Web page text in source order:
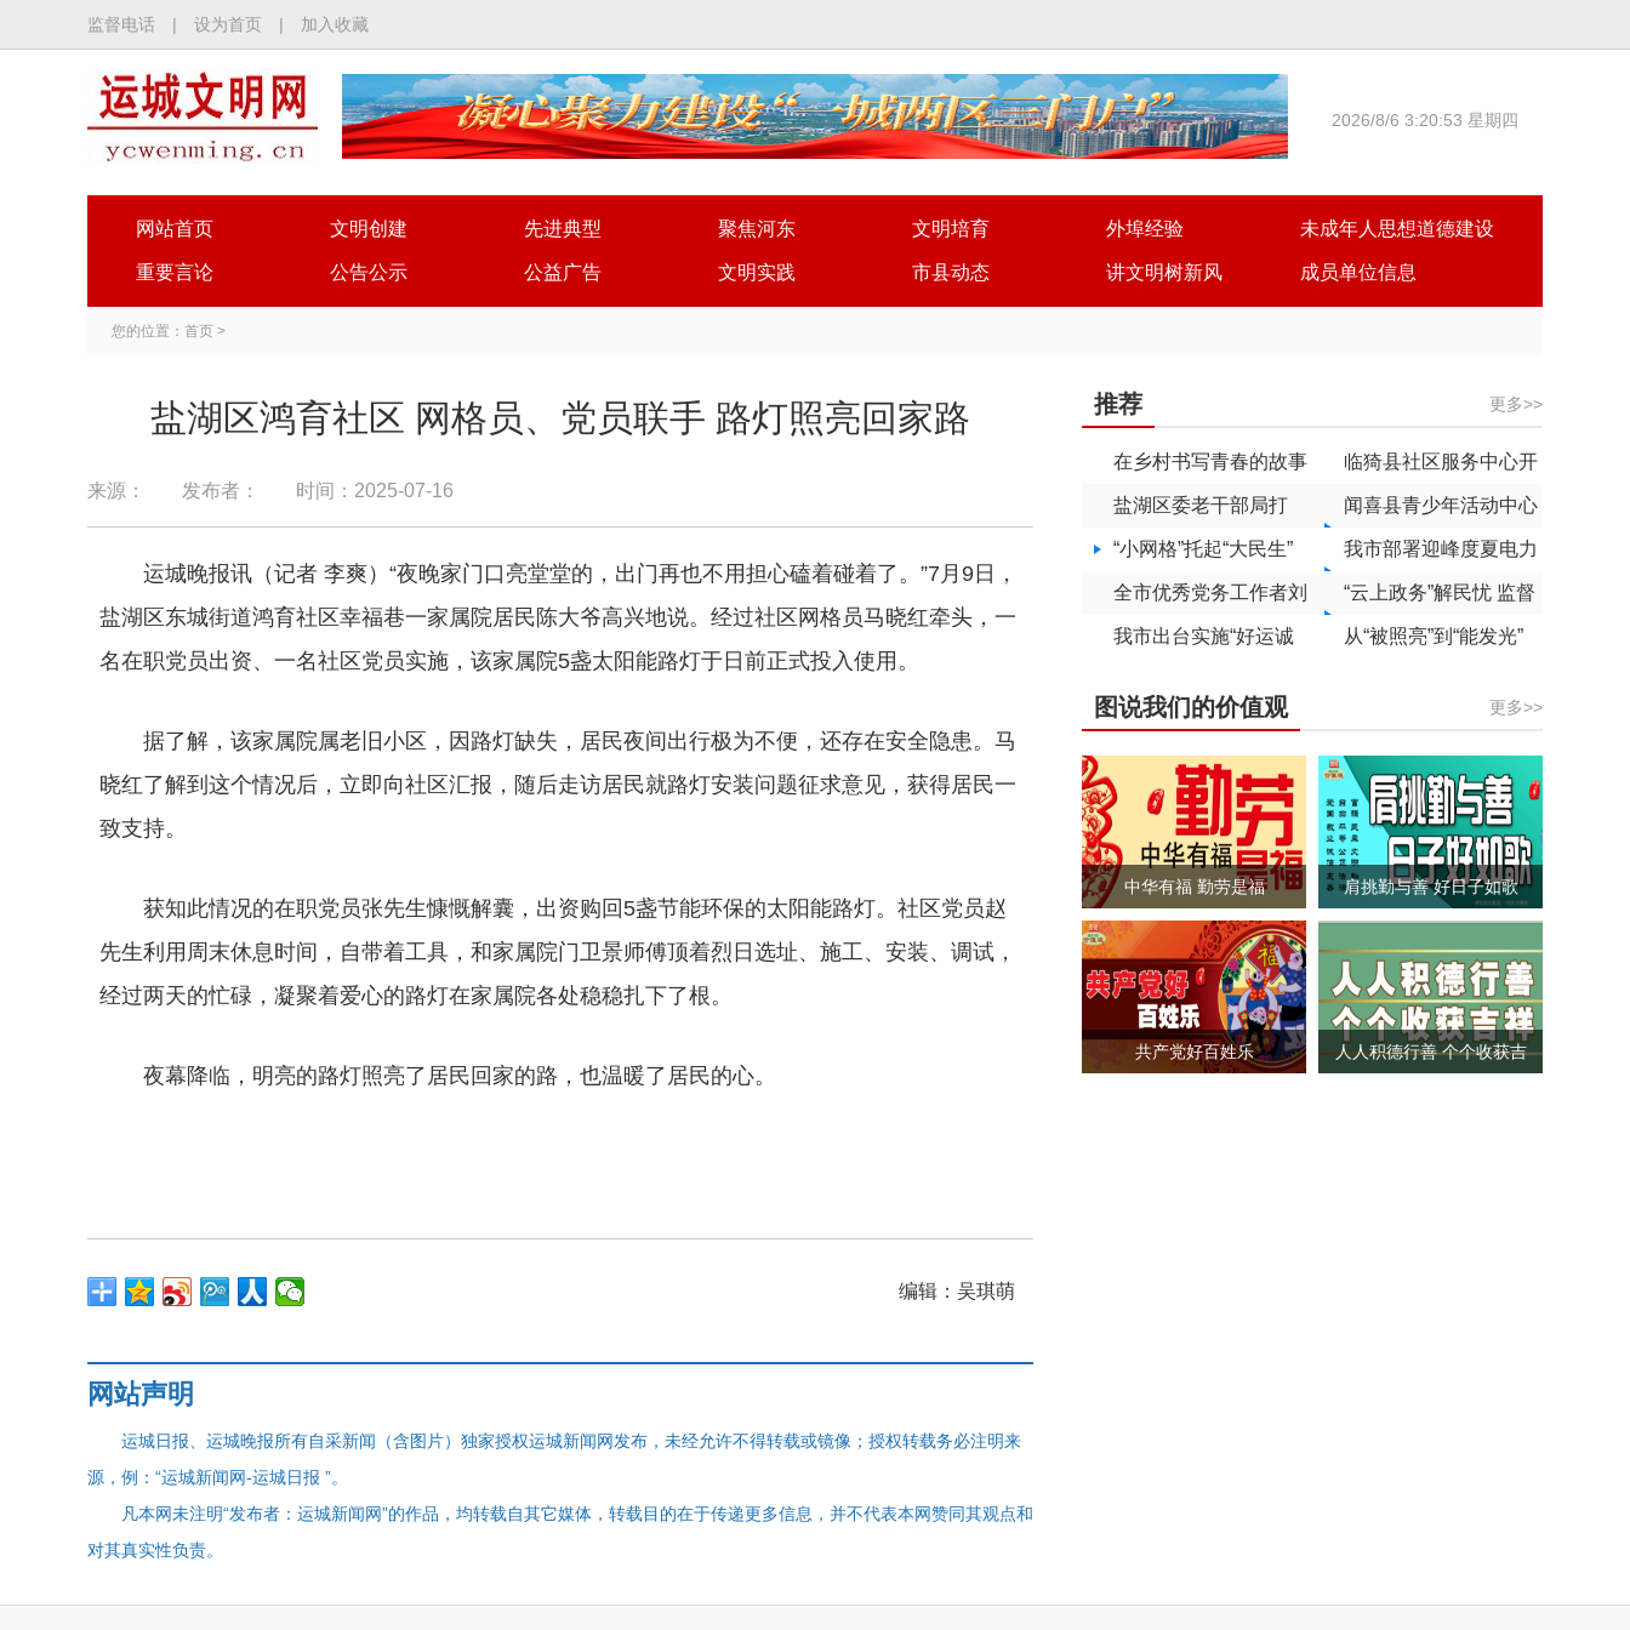
监督电话 | 设为首页 | 加入收藏
2026/8/6 3:20:53 星期四
网站首页
重要言论
文明创建
公告公示
先进典型
公益广告
聚焦河东
文明实践
文明培育
市县动态
外埠经验
讲文明树新风
未成年人思想道德建设
成员单位信息
您的位置： 首页 >
盐湖区鸿育社区 网格员、党员联手 路灯照亮回家路
来源： 发布者： 时间：2025-07-16
运城晚报讯（记者 李爽）“夜晚家门口亮堂堂的，出门再也不用担心磕着碰着了。”7月9日，
盐湖区东城街道鸿育社区幸福巷一家属院居民陈大爷高兴地说。经过社区网格员马晓红牵头，一
名在职党员出资、一名社区党员实施，该家属院5盏太阳能路灯于日前正式投入使用。
据了解，该家属院属老旧小区，因路灯缺失，居民夜间出行极为不便，还存在安全隐患。马
晓红了解到这个情况后，立即向社区汇报，随后走访居民就路灯安装问题征求意见，获得居民一
致支持。
获知此情况的在职党员张先生慷慨解囊，出资购回5盏节能环保的太阳能路灯。社区党员赵
先生利用周末休息时间，自带着工具，和家属院门卫景师傅顶着烈日选址、施工、安装、调试，
经过两天的忙碌，凝聚着爱心的路灯在家属院各处稳稳扎下了根。
夜幕降临，明亮的路灯照亮了居民回家的路，也温暖了居民的心。
编辑：吴琪萌
网站声明
运城日报、运城晚报所有自采新闻（含图片）独家授权运城新闻网发布，未经允许不得转载或镜像；授权转载务必注明来
源，例：“运城新闻网-运城日报 ”。
凡本网未注明“发布者：运城新闻网”的作品，均转载自其它媒体，转载目的在于传递更多信息，并不代表本网赞同其观点和
对其真实性负责。
推荐 更多>>
在乡村书写青春的故事
——万荣县到村工作大
学生成长记
临猗县社区服务中心开
展网格员能力素质提升
专题培训
盐湖区委老干部局打
造“银发调解员”品牌促
进基层治理
闻喜县青少年活动中心
开办暑期公益托管班
“小网格”托起“大民生” 我市部署迎峰度夏电力
保供工作
全市优秀党务工作者刘
云生：党建与发展“同
“云上政务”解民忧 监督
护航暖民心
我市出台实施“好运诚
工作方案
从“被照亮”到“能发光”
助性就业工作再上
新台阶
图说我们的价值观 更多>>
中华有福 勤劳是福 肩挑勤与善 好日子如歌
共产党好百姓乐 人人积德行善 个个收获吉